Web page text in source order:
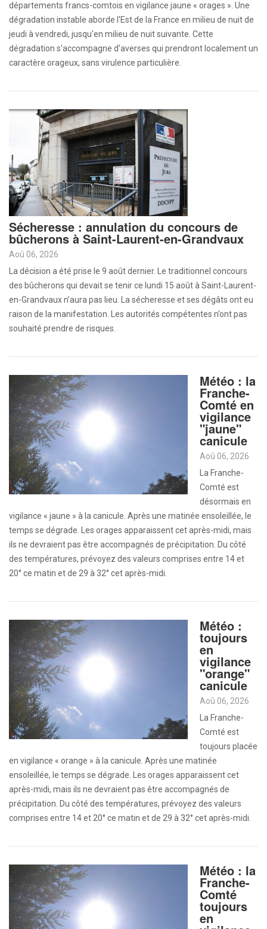
départements francs-comtois en vigilance jaune « orages ». Une
dégradation instable aborde l'Est de la France en milieu de nuit de
jeudi à vendredi, jusqu'en milieu de nuit suivante. Cette
dégradation s'accompagne d'averses qui prendront localement un
caractère orageux, sans virulence particulière.
Sécheresse : annulation du concours de
bûcherons à Saint-Laurent-en-Grandvaux
Aoû 06, 2026
La décision a été prise le 9 août dernier. Le traditionnel concours
des bûcherons qui devait se tenir ce lundi 15 août à Saint-Laurent-
en-Grandvaux n’aura pas lieu. La sécheresse et ses dégâts ont eu
raison de la manifestation. Les autorités compétentes n’ont pas
souhaité prendre de risques.
Météo : la
Franche-
Comté en
vigilance
"jaune"
canicule
Aoû 06, 2026
La Franche-
Comté est
désormais en
vigilance « jaune » à la canicule. Après une matinée ensoleillée, le
temps se dégrade. Les orages apparaissent cet après-midi, mais
ils ne devraient pas être accompagnés de précipitation. Du côté
des températures, prévoyez des valeurs comprises entre 14 et
20° ce matin et de 29 à 32° cet après-midi.
Météo :
toujours
en
vigilance
"orange"
canicule
Aoû 06, 2026
La Franche-
Comté est
toujours placée
en vigilance « orange » à la canicule. Après une matinée
ensoleillée, le temps se dégrade. Les orages apparaissent cet
après-midi, mais ils ne devraient pas être accompagnés de
précipitation. Du côté des températures, prévoyez des valeurs
comprises entre 14 et 20° ce matin et de 29 à 32° cet après-midi.
Météo : la
Franche-
Comté
toujours
en